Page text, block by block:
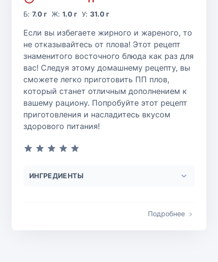
Б:7.0 г Ж: 1.0 г У: 31.0 г
Если вы избегаете жирного и жареного, то
не отказывайтесь от плова! Этот рецепт
знаменитого восточного блюда как раз для
вас! Следуя этому домашнему рецепту, вы
сможете легко приготовить ПП плов,
который станет отличным дополнением к
вашему рациону. Попробуйте этот рецепт
приготовления и насладитесь вкусом
здорового питания!
ИНГРЕДИЕНТЫ
Подробнее